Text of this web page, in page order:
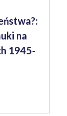
na
1945-